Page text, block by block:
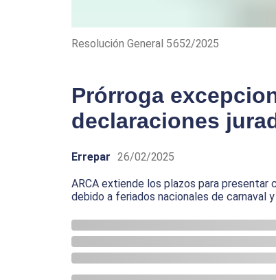
Resolución General 5652/2025
Prórroga
declaraciones
Errepar 26/02/2025
ARCA extiende los plazos para presentar
debido a feriados nacionales de carnaval